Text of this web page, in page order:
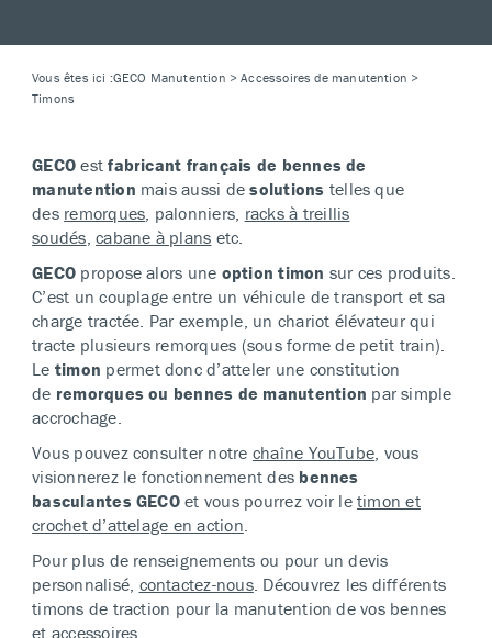
Vous êtes ici :GECO Manutention >Accessoires de manutention >
Timons
GECO estfabricant français de bennes de
manutention mais aussi desolutions telles que
des remorques , palonniers, racks à treillis
soudés ,cabane à plans etc.
GECO propose alors une option timon sur ces produits.
C’est un couplage entre un véhicule de transport et sa
charge tractée. Par exemple, un chariot élévateur qui
tracte plusieurs remorques (sous forme de petit train).
Le timon permet donc d’atteler une constitution
de remorques ou bennes de manutention par simple
accrochage.
Vous pouvez consulter notre chaîne YouTube , vous
visionnerez le fonctionnement des bennes
basculantes GECOet vous pourrez voir le timon et
crochet d’attelage en action
Pour plus de renseignements ou pour un devis
personnalisé, contactez-nous. Découvrez les différents
timons de traction pour la manutention de vos bennes
et accessoires.